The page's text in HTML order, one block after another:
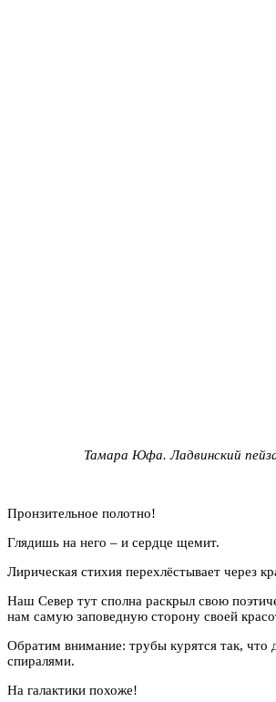
Тамара Юфа. Ладвинский
Пронзительное полотно!
Глядишь на него – и сердце щемит.
Лирическая стихия перехлёстывает через
Наш Север тут сполна раскрыл свою
нам самую заповедную сторону своей
Обратим внимание: трубы курятся так, что
спиралями.
На галактики похоже!